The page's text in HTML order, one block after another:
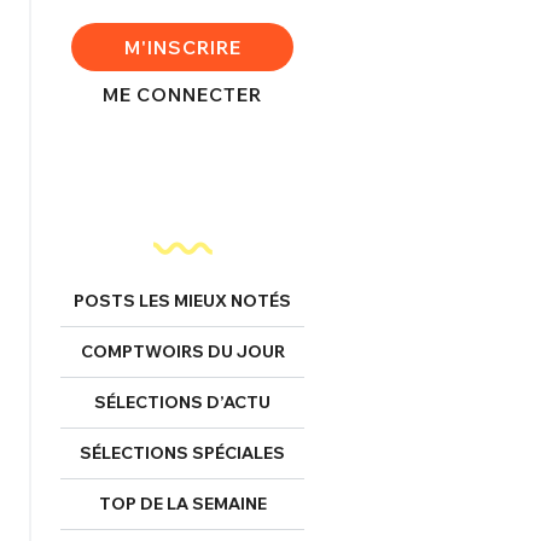
M'INSCRIRE
ME CONNECTER
POSTS LES MIEUX NOTÉS
COMPTWOIRS DU JOUR
SÉLECTIONS D’ACTU
SÉLECTIONS SPÉCIALES
TOP DE LA SEMAINE
Mot de passe perdu ?
FERMER